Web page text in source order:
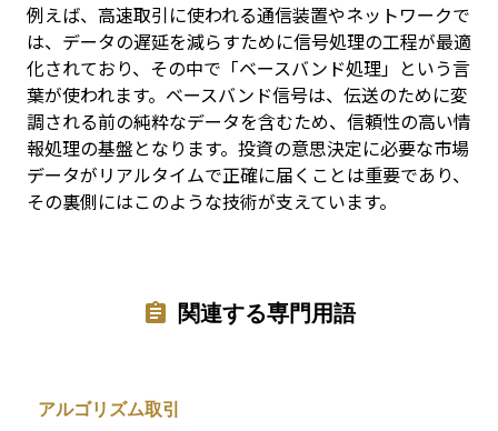
例えば、高速取引に使われる通信装置やネットワークで
は、データの遅延を減らすために信号処理の工程が最適
化されており、その中で「ベースバンド処理」という言
葉が使われます。ベースバンド信号は、伝送のために変
調される前の純粋なデータを含むため、信頼性の高い情
報処理の基盤となります。投資の意思決定に必要な市場
データがリアルタイムで正確に届くことは重要であり、
その裏側にはこのような技術が支えています。
関連する専門用語
アルゴリズム取引